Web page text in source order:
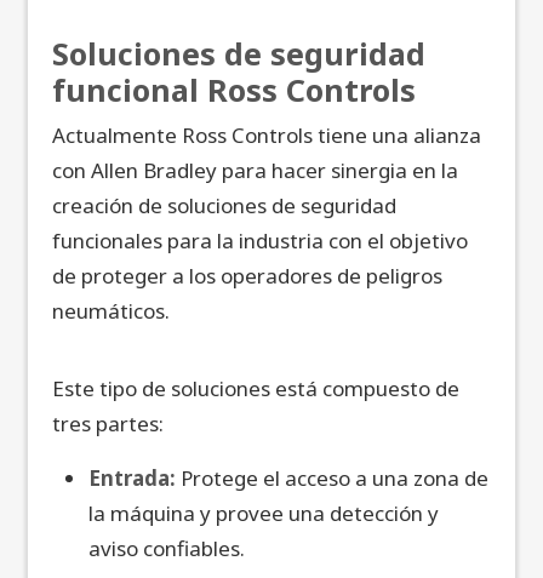
Soluciones de seguridad
funcional Ross Controls
Actualmente Ross Controls tiene una alianza
con Allen Bradley para hacer sinergia en la
creación de soluciones de seguridad
funcionales para la industria con el objetivo
de proteger a los operadores de peligros
neumáticos.
Este tipo de soluciones está compuesto de
tres partes:
Entrada: Protege el acceso a una zona de
la máquina y provee una detección y
aviso confiables.